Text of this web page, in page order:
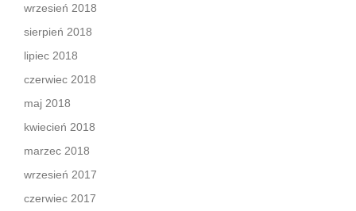
wrzesień 2018
sierpień 2018
lipiec 2018
czerwiec 2018
maj 2018
kwiecień 2018
marzec 2018
wrzesień 2017
czerwiec 2017